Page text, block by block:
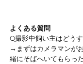
よくある質問
Q撮影中飼い主はどう
→まずはカメラマンが
緒にそばへいてもらっ